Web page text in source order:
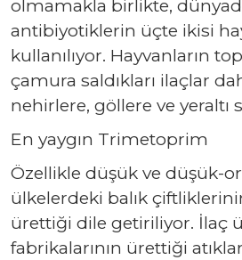
olmamakla birlikte,
antibiyotiklerin üçte ikisi
kullanılıyor. Hayvanların
çamura saldıkları ilaçlar
nehirlere, göllere ve yeraltı
En yaygın Trimetoprim
Özellikle düşük ve düşük-
ülkelerdeki balık
ürettiği dile getiriliyor. İlaç
fabrikalarının ürettiği